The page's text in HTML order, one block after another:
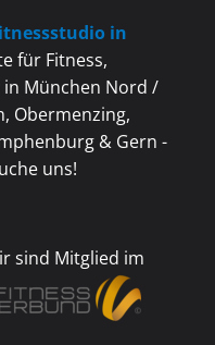
in
für Fitness,
in München Nord /
Obermenzing,
& Gern -
uns!
sind Mitglied im